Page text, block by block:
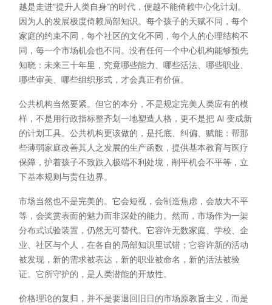
越是走进“提升人类自身”的时代，便越不能倚赖中心化计划。
因为人的发展极度倚赖局部知识。每个孩子的天赋不同，每个
家庭的约束不同，每个社区的文化不同，每个人的心理结构不
同，每一个市场机会也不同。没有任何一个中心机构能够预先
知晓：未来三十年里，究竟哪些能力、哪些活法、哪些职业、
哪些审美、哪些组织形式，才会真正有价值。
公共机构当然要紧。但它的本分，不是规定完美人类应有的模
样，不是用行政指标整齐划一地塑造人格，更不是把 AI 变成新
的计划工具。公共机构更该做的，是托底、纠偏、赋能：帮那
些薄弱家庭改善其人之发展的生产函数，提供基本教育与医疗
保障，护着孩子不致跌入极端不利处境，削平机会不平等，立
下基本规则与责任边界。
市场当然也不是完美的。它会短视，会制造焦虑，会放大不平
等，会奖赏表面的魅力而非深处的能力。然而，市场作为一架
分布式试验装置，仍然无可替代。它容许无数家庭、学校、企
业、社区与个人，在各自的局部知识里试错；它容许新的活动
被发现，新的需求被表达，新的职业被命名，新的活法被验
证。它所守护的，是人类潜能的开放性。
价格理论的复归，并不是要退回旧日的市场原教旨主义，而是